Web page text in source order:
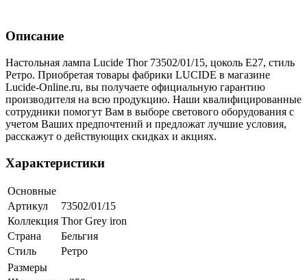
Описание
Настольная лампа Lucide Thor 73502/01/15, цоколь E27, стиль
Ретро. Приобретая товары фабрики LUCIDE в магазине
Lucide-Online.ru, вы получаете официальную гарантию
производителя на всю продукцию. Наши квалифицированные
сотрудники помогут Вам в выборе светового оборудования с
учетом Ваших предпочтений и предложат лучшие условия,
расскажут о действующих скидках и акциях.
Характеристики
Основные
Артикул
73502/01/15
Коллекция Thor Grey iron
Страна
Бельгия
Стиль
Ретро
Размеры